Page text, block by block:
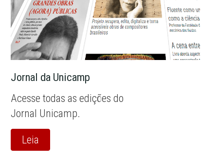
Jornal da Unicamp
Acesse todas as edições do
Jornal Unicamp.
Leia